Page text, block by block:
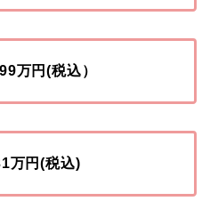
万円(税込）
万円(税込)